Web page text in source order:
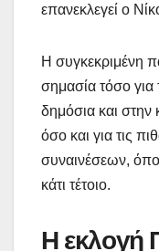
επανεκλεγεί ο
Η συγκεκριμένη
σημασία τόσο για
δημόσια και στην
όσο και για τις
συναινέσεων,
κάτι τέτοιο.
Η εκλογή